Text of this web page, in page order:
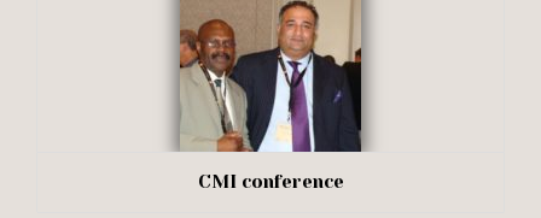
CMI conference